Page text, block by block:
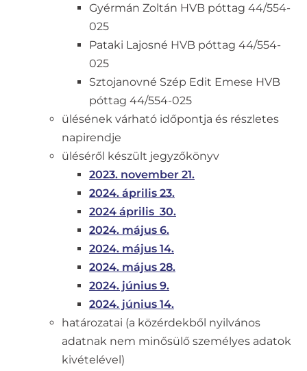
Gyérmán Zoltán HVB póttag 44/554-
025
Pataki Lajosné HVB póttag 44/554-
025
Sztojanovné Szép Edit Emese HVB
póttag 44/554-025
ülésének várható időpontja és részletes
napirendje
üléséről készült jegyzőkönyv
2023. november 21.
2024. április 23.
2024 április 30.
2024. május 6.
2024. május 14.
2024. május 28.
2024. június 9.
2024. június 14.
határozatai (a közérdekből nyilvános
adatnak nem minősülő személyes adatok
kivételével)